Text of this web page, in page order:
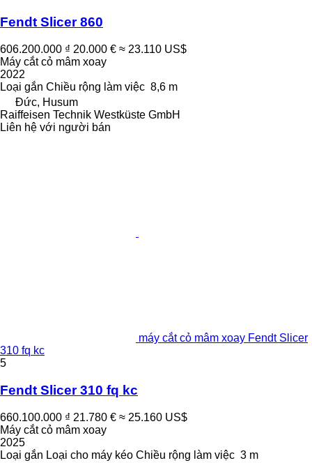
Fendt Slicer 860
606.200.000 ₫ 20.000 € ≈ 23.110 US$
Máy cắt cỏ mâm xoay
2022
Loại gắn Chiều rộng làm việc 8,6 m
Đức, Husum
Raiffeisen Technik Westküste GmbH
Liên hệ với người bán
máy cắt cỏ mâm xoay Fendt Slicer
310 fq kc
5
Fendt Slicer 310 fq kc
660.100.000 ₫ 21.780 € ≈ 25.160 US$
Máy cắt cỏ mâm xoay
2025
Loại gắn Loại cho máy kéo Chiều rộng làm việc 3 m